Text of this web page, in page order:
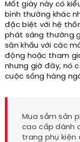
Mốt giày này có
bình thường khác
đặc biệt với hệ
phát sáng thường
sân khấu với các
động hoặc tham
nhưng giờ đây, nó
cuộc sống hàng
Mua sắm sản
cao cấp dành
trang phụ kiện